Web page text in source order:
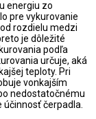
energiu zo
pre vykurovanie
rozdielu medzi
je dôležité
podľa
určuje, aká
teploty. Pri
vonkajším
nedostatočnému
čerpadla.